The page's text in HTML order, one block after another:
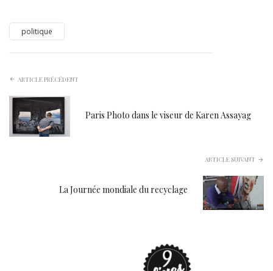
politique
ARTICLE PRÉCÉDENT
Paris Photo dans le viseur de Karen Assayag
ARTICLE SUIVANT
La Journée mondiale du recyclage